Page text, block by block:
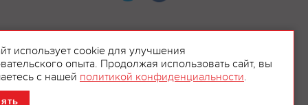
использует cookie для улучшения
опыта. Продолжая использовать сайт, вы
с нашей политикой конфиденциальности.